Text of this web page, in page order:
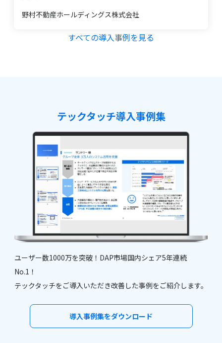
野村不動産ホールディングス株式会社
すべての導入事例を見る
テックタッチ導入事例集
ユーザー数1000万を突破！DAP市場国内シェア5年連続
No.1！
テックタッチをご導入いただき改善した事例をご紹介します。
導入事例集をダウンロード